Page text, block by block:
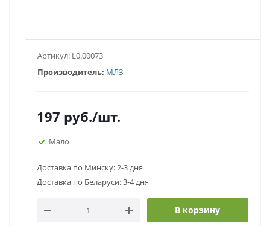
Артикул: L0.00073
Производитель: МЛЗ
197 руб./шт.
Мало
Доставка по Минску: 2-3 дня
Доставка по Беларуси: 3-4 дня
В корзину